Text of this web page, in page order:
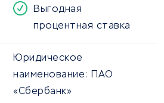
Выгодная
процентная ставка
Юридическое
наименование: ПАО
«Сбербанк»